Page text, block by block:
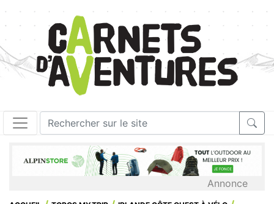
Annonce